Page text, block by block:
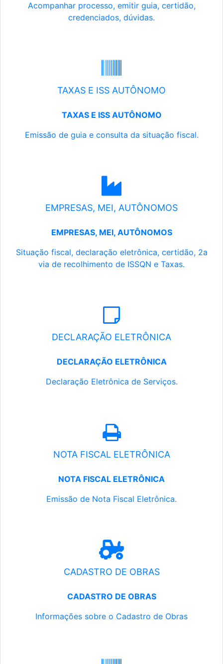
Acompanhar processo, emitir guia, certidão,
credenciados, dúvidas.
TAXAS E ISS AUTÔNOMO
TAXAS E ISS AUTÔNOMO
Emissão de guia e consulta da situação fiscal.
EMPRESAS, MEI, AUTÔNOMOS
EMPRESAS, MEI, AUTÔNOMOS
Situação fiscal, declaração eletrônica, certidão, 2a
via de recolhimento de ISSQN e Taxas.
DECLARAÇÃO ELETRÔNICA
DECLARAÇÃO ELETRÔNICA
Declaração Eletrônica de Serviços.
NOTA FISCAL ELETRÔNICA
NOTA FISCAL ELETRÔNICA
Emissão de Nota Fiscal Eletrônica.
CADASTRO DE OBRAS
CADASTRO DE OBRAS
Informações sobre o Cadastro de Obras